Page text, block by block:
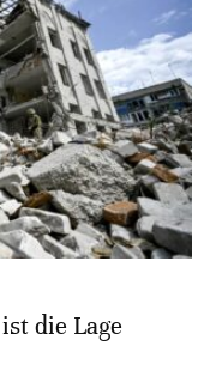
die Lage